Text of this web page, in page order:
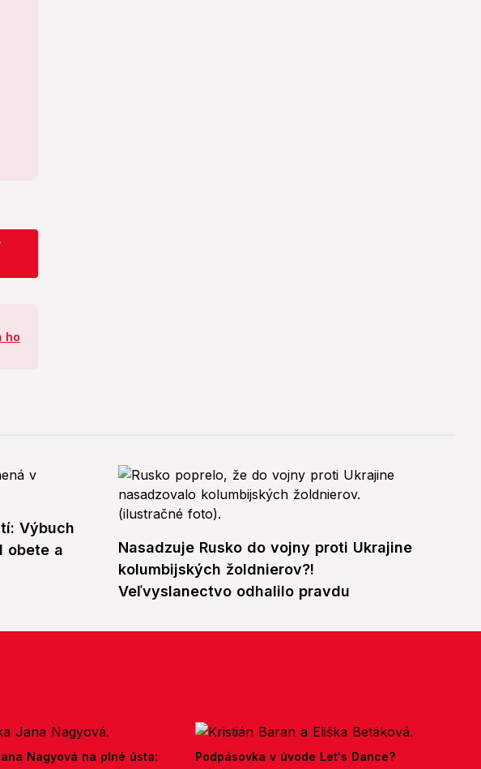
ho
Výbuch
obete a
Nasadzuje Rusko do vojny proti Ukrajine
kolumbijských žoldnierov?!
Veľvyslanectvo odhalilo pravdu
Nagyová na plné ústa:
Podpásovka v úvode Let's Dance?